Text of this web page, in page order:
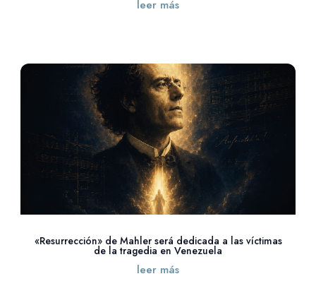
leer más
«Resurrección» de Mahler será dedicada a las víctimas
de la tragedia en Venezuela
leer más